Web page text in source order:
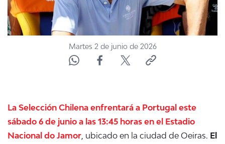
CORPORATIVO Y TRANSPARENCIA
CANAL DE DENUNCIAS
ÁREA DE PROYECTOS
Martes 2 de junio de 2026
La Selección Chilena enfrentará a Portugal este
sábado 6 de junio a las 13:45 horas en el Estadio
Nacional do Jamor, ubicado en la ciudad de Oeiras. El